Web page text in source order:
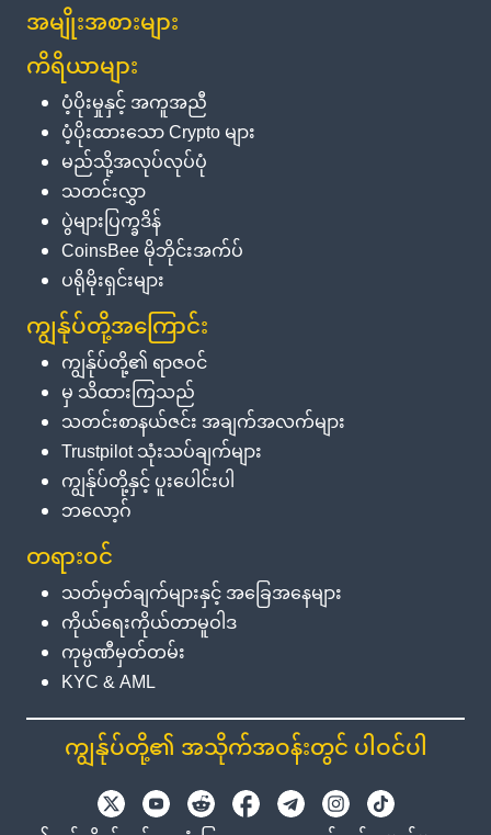
အမျိုးအစားများ
ကိရိယာများ
ပံ့ပိုးမှုနှင့် အကူအညီ
ပံ့ပိုးထားသော Crypto များ
မည်သို့အလုပ်လုပ်ပုံ
သတင်းလွှာ
ပွဲများပြက္ခဒိန်
CoinsBee မိုဘိုင်းအက်ပ်
ပရိုမိုးရှင်းများ
ကျွန်ုပ်တို့အကြောင်း
ကျွန်ုပ်တို့၏ ရာဇဝင်
မှ သိထားကြသည်
သတင်းစာနယ်ဇင်း အချက်အလက်များ
Trustpilot သုံးသပ်ချက်များ
ကျွန်ုပ်တို့နှင့် ပူးပေါင်းပါ
ဘလော့ဂ်
တရားဝင်
သတ်မှတ်ချက်များနှင့် အခြေအနေများ
ကိုယ်ရေးကိုယ်တာမူဝါဒ
ကုမ္ပဏီမှတ်တမ်း
KYC & AML
ကျွန်ုပ်တို့၏ အသိုက်အဝန်းတွင် ပါဝင်ပါ